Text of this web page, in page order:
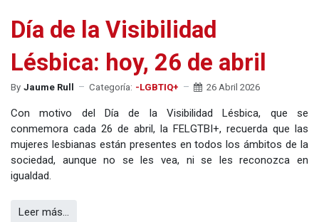
Día de la Visibilidad
Lésbica: hoy, 26 de abril
By Jaume Rull Categoría: -LGBTIQ+ 26 Abril 2026
Con motivo del Día de la Visibilidad Lésbica, que se
conmemora cada 26 de abril, la FELGTBI+, recuerda que las
mujeres lesbianas están presentes en todos los ámbitos de la
sociedad, aunque no se les vea, ni se les reconozca en
igualdad.
Leer más…